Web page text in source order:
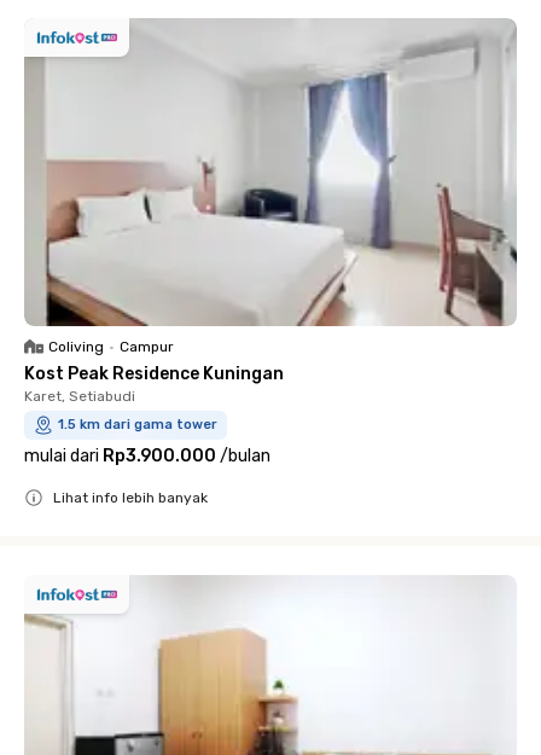
Coliving • Campur
Kost Peak Residence Kuningan
Karet, Setiabudi
1.5 km dari gama tower
mulai dari Rp3.900.000 /bulan
Lihat info lebih banyak